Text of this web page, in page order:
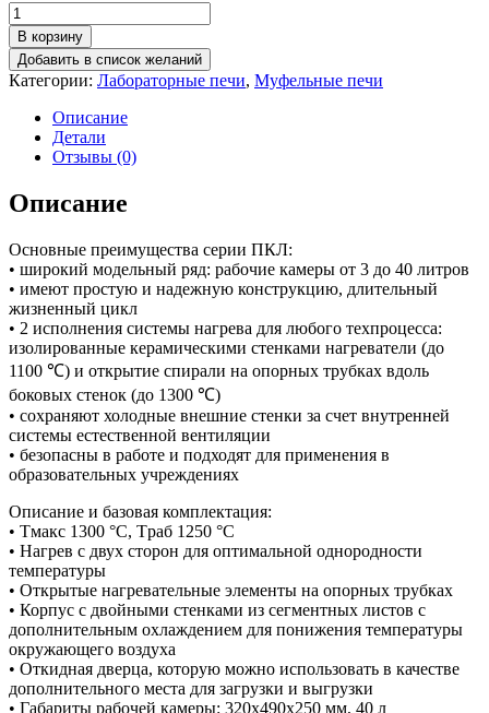
Количество
товара
Печь
лабораторная
ПКЛ
40.1300
В корзину
Добавить в список желаний
Категории: Лабораторные печи, Муфельные печи
Описание
Детали
Отзывы (0)
Описание
Основные преимущества серии ПКЛ:
• широкий модельный ряд: рабочие камеры от 3 до 40 литров
• имеют простую и надежную конструкцию, длительный
жизненный цикл
• 2 исполнения системы нагрева для любого техпроцесса:
изолированные керамическими стенками нагреватели (до
1100 ℃) и открытие спирали на опорных трубках вдоль
боковых стенок (до 1300 ℃)
• сохраняют холодные внешние стенки за счет внутренней
системы естественной вентиляции
• безопасны в работе и подходят для применения в
образовательных учреждениях
Описание и базовая комплектация:
• Tмакс 1300 °C, Tраб 1250 °C
• Нагрев с двух сторон для оптимальной однородности
температуры
• Открытые нагревательные элементы на опорных трубках
• Корпус с двойными стенками из сегментных листов с
дополнительным охлаждением для понижения температуры
окружающего воздуха
• Откидная дверца, которую можно использовать в качестве
дополнительного места для загрузки и выгрузки
• Габариты рабочей камеры: 320х490х250 мм, 40 л